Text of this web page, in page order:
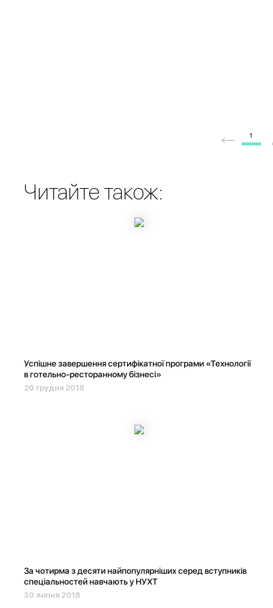
1
Читайте також:
Успішне завершення сертифікатної програми «Технології
в готельно-ресторанному бізнесі»
20 грудня 2018
За чотирма з десяти найпопулярніших серед вступників
спеціальностей навчають у НУХТ
30 липня 2018